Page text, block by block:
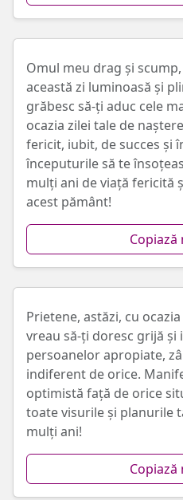
Omul meu drag și
această zi luminoasă și
grăbesc să-ți aduc cele
ocazia zilei tale de
fericit, iubit, de succes și
începuturile să te
mulți ani de viață fericită
acest pământ!
Copiază
Prietene, astăzi, cu
vreau să-ți doresc grijă și
persoanelor apropiate,
indiferent de orice.
optimistă față de orice
toate visurile și planurile
mulți ani!
Copiază